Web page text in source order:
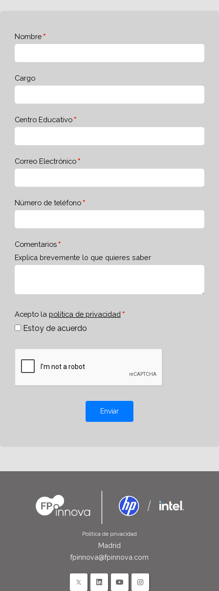
Nombre
Cargo
Centro Educativo
Correo Electrónico
Número de teléfono
Comentarios
Explica brevemente lo que quieres saber
Acepto la política de privacidad
Estoy de acuerdo
Enviar
Política de privacidad
Madrid
fpinnova@fpinnova.com